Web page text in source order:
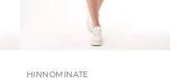
HINNOMINATE